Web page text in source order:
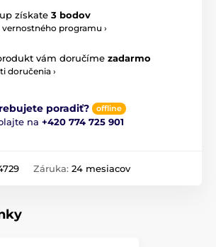
získate 3 bodov
programu ›
vám doručíme zadarmo
doručenia ›
poradiť? offline
na +420 774 725 901
Záruka: 24 mesiacov